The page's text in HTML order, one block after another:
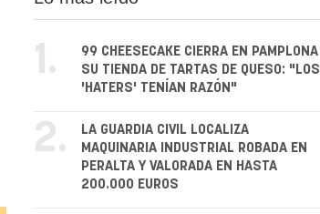
1.
99 CHEESECAKE CIERRA EN PAMPLONA
SU TIENDA DE TARTAS DE QUESO: "LOS
'HATERS' TENÍAN RAZÓN"
2.
LA GUARDIA CIVIL LOCALIZA
MAQUINARIA INDUSTRIAL ROBADA EN
PERALTA Y VALORADA EN HASTA
200.000 EUROS